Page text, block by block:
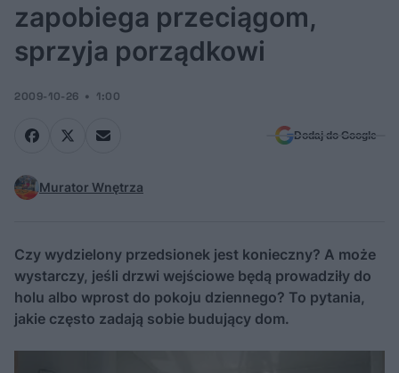
zapobiega przeciągom,
sprzyja porządkowi
2009-10-26 1:00
Dodaj do Google
Murator Wnętrza
Czy wydzielony przedsionek jest konieczny? A może
wystarczy, jeśli drzwi wejściowe będą prowadziły do
holu albo wprost do pokoju dziennego? To pytania,
jakie często zadają sobie budujący dom.